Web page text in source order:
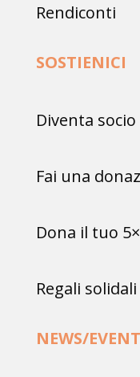
Rendiconti
SOSTIENICI
Diventa socio
Fai una
Dona il tuo
Regali solidali
NEWS/